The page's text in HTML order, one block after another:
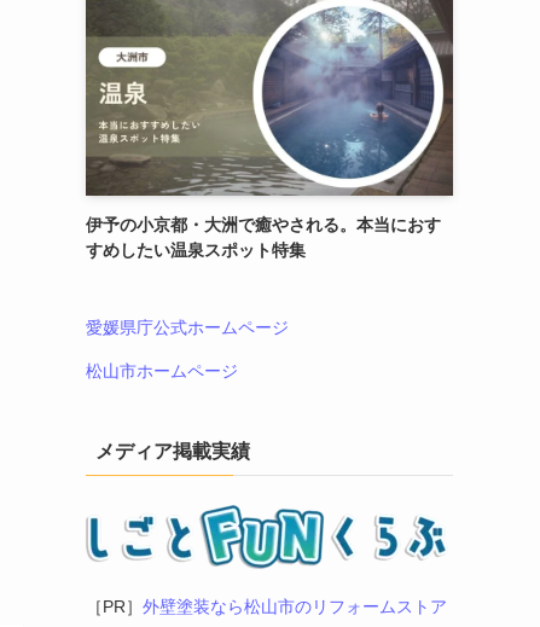
伊予の小京都・大洲で癒やされる。本当におす
すめしたい温泉スポット特集
愛媛県庁公式ホームページ
松山市ホームページ
メディア掲載実績
［PR］ 外壁塗装なら松山市のリフォームストア